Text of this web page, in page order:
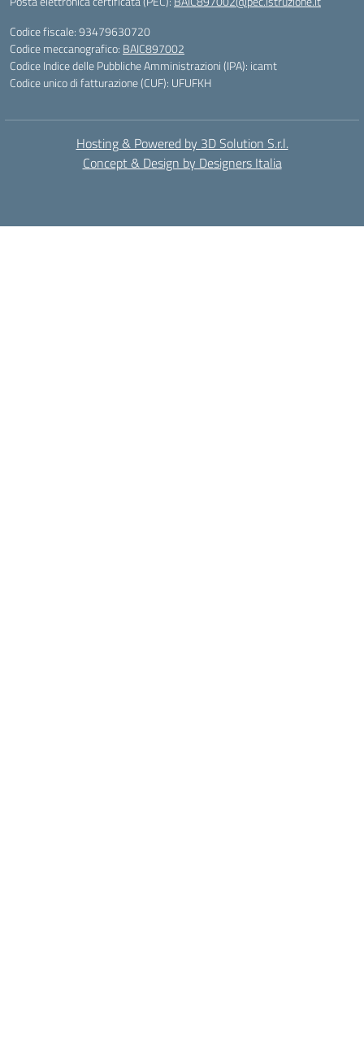
Codice fiscale: 93479630720
Codice meccanografico: BAIC897002
Codice Indice delle Pubbliche Amministrazioni (IPA): icamt
Codice unico di fatturazione (CUF): UFUFKH
Hosting & Powered by 3D Solution S.r.l.
Concept & Design by Designers Italia